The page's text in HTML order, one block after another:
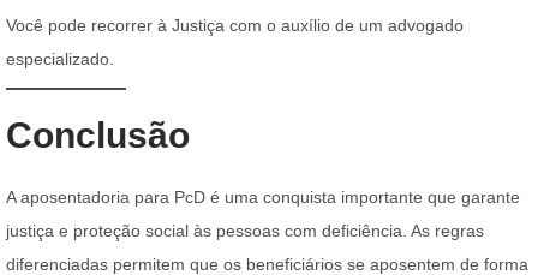
Você pode recorrer à Justiça com o auxílio de um advogado
especializado.
Conclusão
A aposentadoria para PcD é uma conquista importante que garante
justiça e proteção social às pessoas com deficiência. As regras
diferenciadas permitem que os beneficiários se aposentem de forma